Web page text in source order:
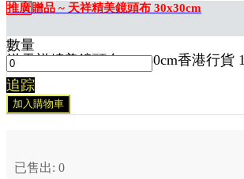
推廣贈品 ~ 天祥精美鏡頭布 30x30cm
送天祥精美鏡頭布 30x30cm香港行貨 1
數量
追踪
加入購物車
已售出: 0